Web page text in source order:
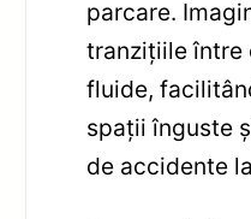
parcare.
tranzițiile între
fluide,
spații înguste
de accidente